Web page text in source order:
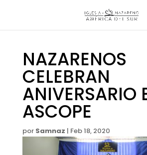
NAZARENOS
CELEBRAN
ANIVERSARIO
ASCOPE
por Samnaz | Feb 18, 2020